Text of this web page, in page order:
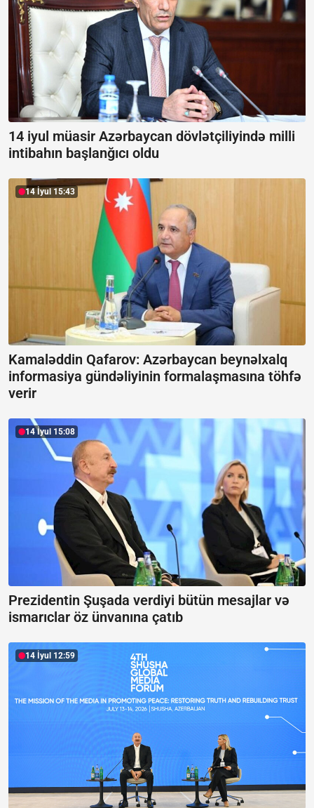
14 iyul müasir Azərbaycan dövlətçiliyində milli
intibahın başlanğıcı oldu
14 İyul 15:43
Kamaləddin Qafarov: Azərbaycan beynəlxalq
informasiya gündəliyinin formalaşmasına töhfə
verir
14 İyul 15:08
Prezidentin Şuşada verdiyi bütün mesajlar və
ismarıclar öz ünvanına çatıb
14 İyul 12:59